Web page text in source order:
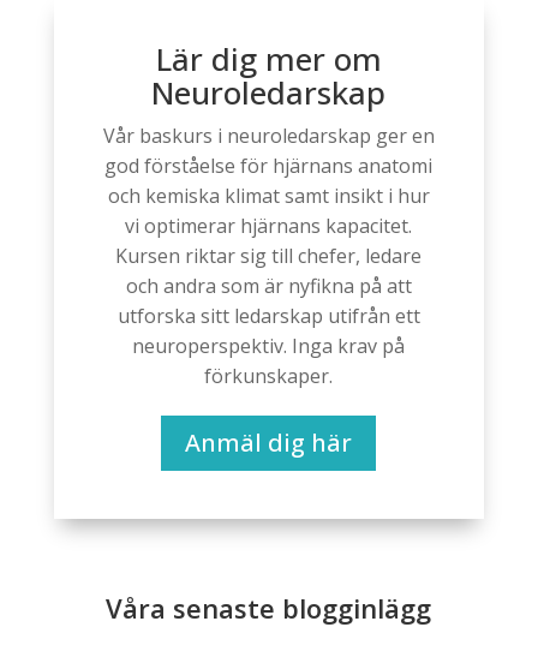
Lär dig mer om
Neuroledarskap
Vår baskurs i neuroledarskap ger en
god förståelse för hjärnans anatomi
och kemiska klimat samt insikt i hur
vi optimerar hjärnans kapacitet.
Kursen riktar sig till chefer, ledare
och andra som är nyfikna på att
utforska sitt ledarskap utifrån ett
neuroperspektiv. Inga krav på
förkunskaper.
Anmäl dig här
Våra senaste blogginlägg